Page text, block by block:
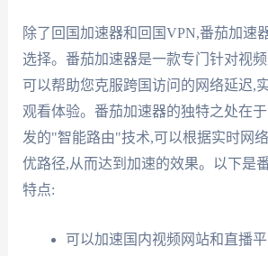
除了回国加速器和回国VPN,番茄加速
选择。番茄加速器是一款专门针对视
可以帮助您克服跨国访问的网络延迟,
观看体验。番茄加速器的独特之处在
发的"智能路由"技术,可以根据实时网
优路径,从而达到加速的效果。以下是
特点:
可以加速国内视频网站和直播